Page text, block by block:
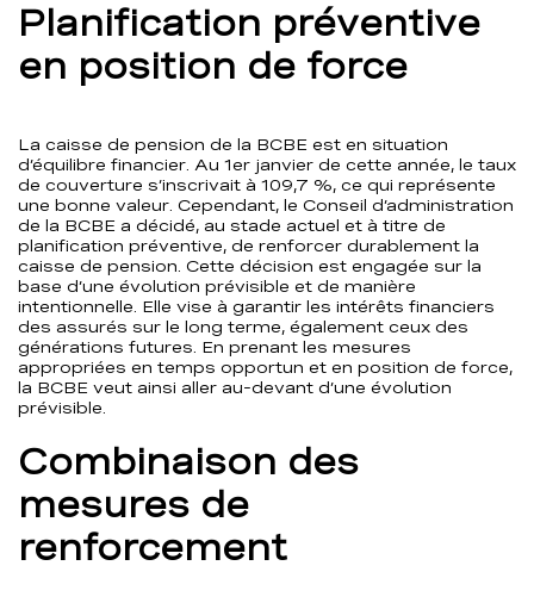
Planification préventive
en position de force
La caisse de pension de la BCBE est en situation
d’équilibre financier. Au 1er janvier de cette année, le taux
de couverture s’inscrivait à 109,7 %, ce qui représente
une bonne valeur. Cependant, le Conseil d’administration
de la BCBE a décidé, au stade actuel et à titre de
planification préventive, de renforcer durablement la
caisse de pension. Cette décision est engagée sur la
base d’une évolution prévisible et de manière
intentionnelle. Elle vise à garantir les intérêts financiers
des assurés sur le long terme, également ceux des
générations futures. En prenant les mesures
appropriées en temps opportun et en position de force,
la BCBE veut ainsi aller au-devant d’une évolution
prévisible.
Combinaison des
mesures de
renforcement